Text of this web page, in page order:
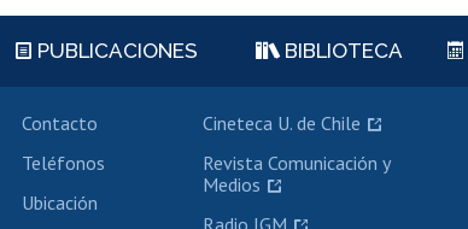
PUBLICACIONES BIBLIOTECA
Contacto
Teléfonos
Ubicación
Cineteca U. de Chile
Revista Comunicación y
Medios